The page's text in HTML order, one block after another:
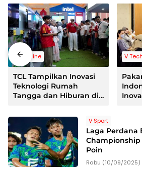
Headline
TCL Tampilkan Inovasi
Teknologi Rumah
Tangga dan Hiburan di
V Tech
V Sport
Laga Perdana
Poin
Rabu (10/09/2025)